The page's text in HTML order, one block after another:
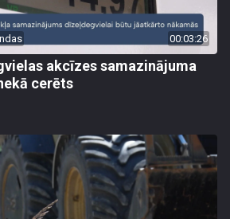
00:03:26
akcīzes samazinājuma
cerēts